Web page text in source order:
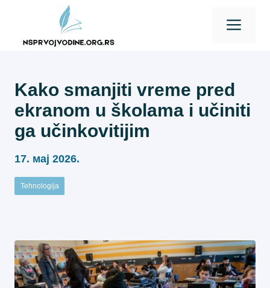
content
Kako smanjiti vreme pred
ekranom u školama i učiniti
ga učinkovitijim
17. мај 2026.
Tehnologija